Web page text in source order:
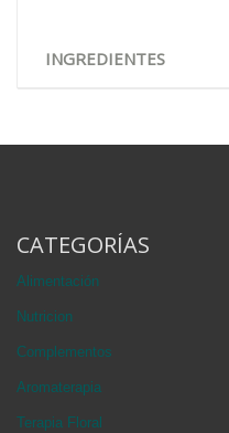
INGREDIENTES
CATEGORÍAS
Alimentación
Nutricion
Complementos
Aromaterapia
Terapia Floral